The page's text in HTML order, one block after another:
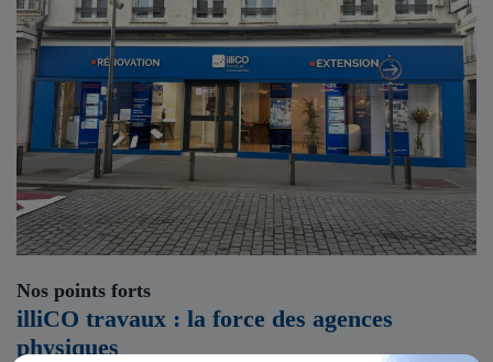
Nos points forts
illiCO travaux : la force des agences
physiques